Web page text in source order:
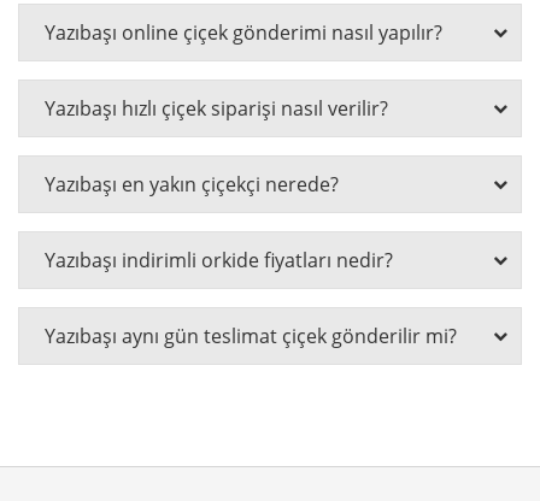
Yazıbaşı online çiçek gönderimi nasıl yapılır?
Yazıbaşı hızlı çiçek siparişi nasıl verilir?
Yazıbaşı en yakın çiçekçi nerede?
Yazıbaşı indirimli orkide fiyatları nedir?
Yazıbaşı aynı gün teslimat çiçek gönderilir mi?